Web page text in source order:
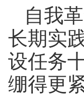
自我
长期实
设任务
绷得更紧